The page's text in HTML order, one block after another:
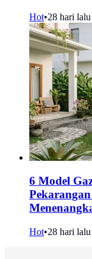
Hot•28 hari lalu
6 Model
Hot•28 hari lalu